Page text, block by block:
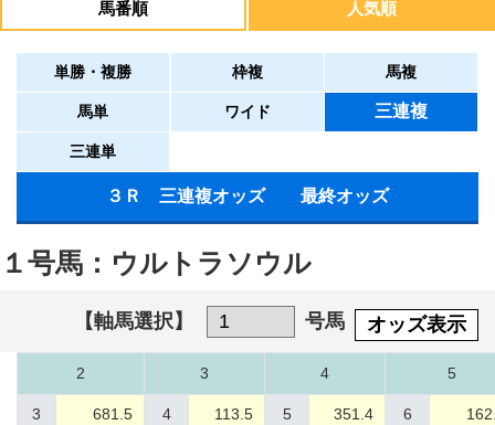
馬番順 人気順
単勝・複勝 枠複 馬複
馬単 ワイド 三連複
三連単
３Ｒ 三連複オッズ 最終オッズ
１号馬：ウルトラソウル
【軸馬選択】 号馬 オッズ表示
2 3 4 5
3 681.5 4 113.5 5 351.4 6